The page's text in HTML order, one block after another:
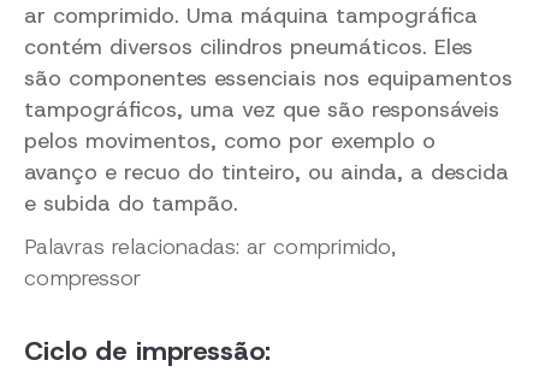
ar comprimido. Uma máquina tampográfica
contém diversos cilindros pneumáticos. Eles
são componentes essenciais nos equipamentos
tampográficos, uma vez que são responsáveis
pelos movimentos, como por exemplo o
avanço e recuo do tinteiro, ou ainda, a descida
e subida do tampão.
Palavras relacionadas: ar comprimido,
compressor
Ciclo de impressão: